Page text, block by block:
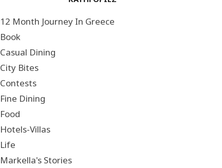
12 Month Journey In Greece
Book
Casual Dining
City Bites
Contests
Fine Dining
Food
Hotels-Villas
Life
Markella's Stories